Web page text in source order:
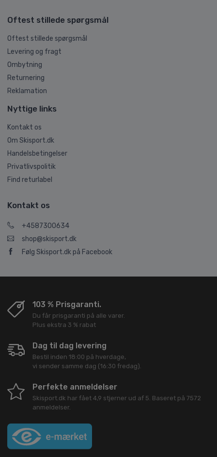
Oftest stillede spørgsmål
Oftest stillede spørgsmål
Levering og fragt
Ombytning
Returnering
Reklamation
Nyttige links
Kontakt os
Om Skisport.dk
Handelsbetingelser
Privatlivspolitik
Find returlabel
Kontakt os
+4587300634
shop@skisport.dk
Følg Skisport.dk på Facebook
103 % Prisgaranti.
Du får prisgaranti på alle varer.
Plus ekstra 3 % rabat
Dag til dag levering
Bestil inden 18:00 på hverdage,
vi sender samme dag (16:30 fredag).
Perfekte anmeldelser
Skisport.dk har fået 4,9 stjerner ud af 5. Baseret på 7572
anmeldelser.